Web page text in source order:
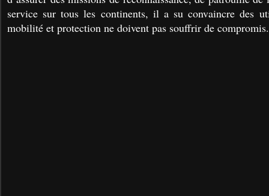
service sur tous les continents, il a su convaincre des
mobilité et protection ne doivent pas souffrir de compromis.